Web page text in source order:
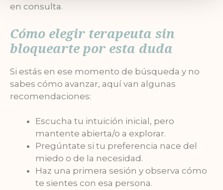
en consulta.
Cómo elegir terapeuta sin
bloquearte por esta duda
Si estás en ese momento de búsqueda y no
sabes cómo avanzar, aquí van algunas
recomendaciones:
Escucha tu intuición inicial, pero
mantente abierta/o a explorar.
Pregúntate si tu preferencia nace del
miedo o de la necesidad.
Haz una primera sesión y observa cómo
te sientes con esa persona.